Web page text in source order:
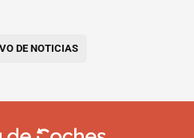
DE NOTICIAS